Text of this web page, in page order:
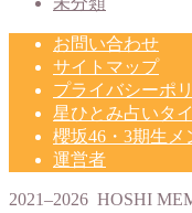
お問い合わせ
サイトマップ
プライバシーポ
星ひとみ占いタ
櫻坂46・3期生
運営者
2021–2026 HOSHI